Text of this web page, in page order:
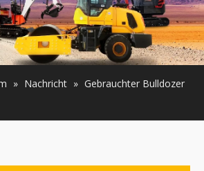
Türk dili
ไทย
Italiano
Português
Español
» Nachricht » Gebrauchter Bulldozer